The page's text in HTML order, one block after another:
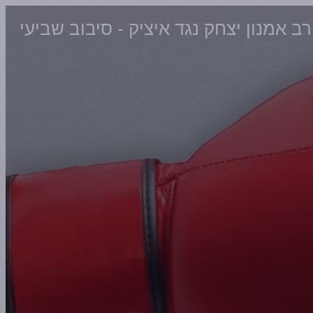
אמנון יצחק נגד איציק - סיבוב שביעי